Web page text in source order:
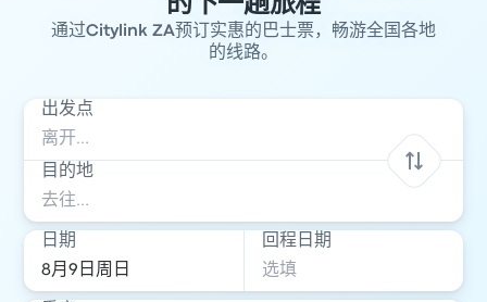
的下一趟旅程
通过Citylink ZA预订实惠的巴士票，畅游全国各地
的线路。
出发点
目的地
日期 回程日期